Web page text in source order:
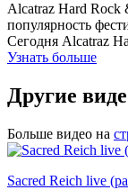
Alcatraz Hard Rock
популярность
Сегодня Alcatraz
Узнать больше
Другие
Больше видео на
Sacred Reich live